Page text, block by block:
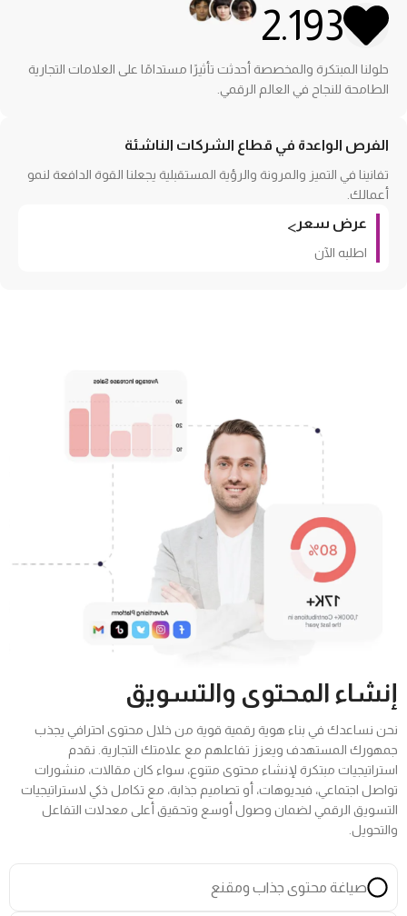
2.193
حلولنا المبتكرة والمخصصة أحدثت تأثيرًا مستدامًا على العلامات التجارية
الطامحة للنجاح في العالم الرقمي.
الفرص الواعدة في قطاع الشركات الناشئة
تفانينا في التميز والمرونة والرؤية المستقبلية يجعلنا القوة الدافعة لنمو
أعمالك.
عرض سعر
اطلبه الآن
>
إنشاء المحتوى والتسويق
نحن نساعدك في بناء هوية رقمية قوية من خلال محتوى احترافي يجذب
جمهورك المستهدف ويعزز تفاعلهم مع علامتك التجارية. نقدم
استراتيجيات مبتكرة لإنشاء محتوى متنوع، سواء كان مقالات، منشورات
تواصل اجتماعي، فيديوهات، أو تصاميم جذابة، مع تكامل ذكي لاستراتيجيات
التسويق الرقمي لضمان وصول أوسع وتحقيق أعلى معدلات التفاعل
والتحويل.
صياغة محتوى جذاب ومقنع